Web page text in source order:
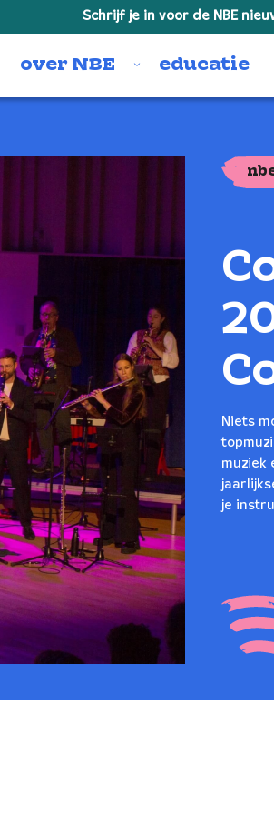
Schrijf je in voor de NBE
over NBE educatie
Niets
muziek
je